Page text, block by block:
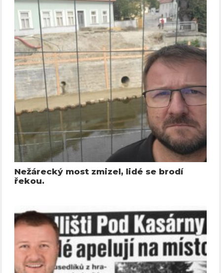
Nežárecký most zmizel, lidé se brodí
řekou.